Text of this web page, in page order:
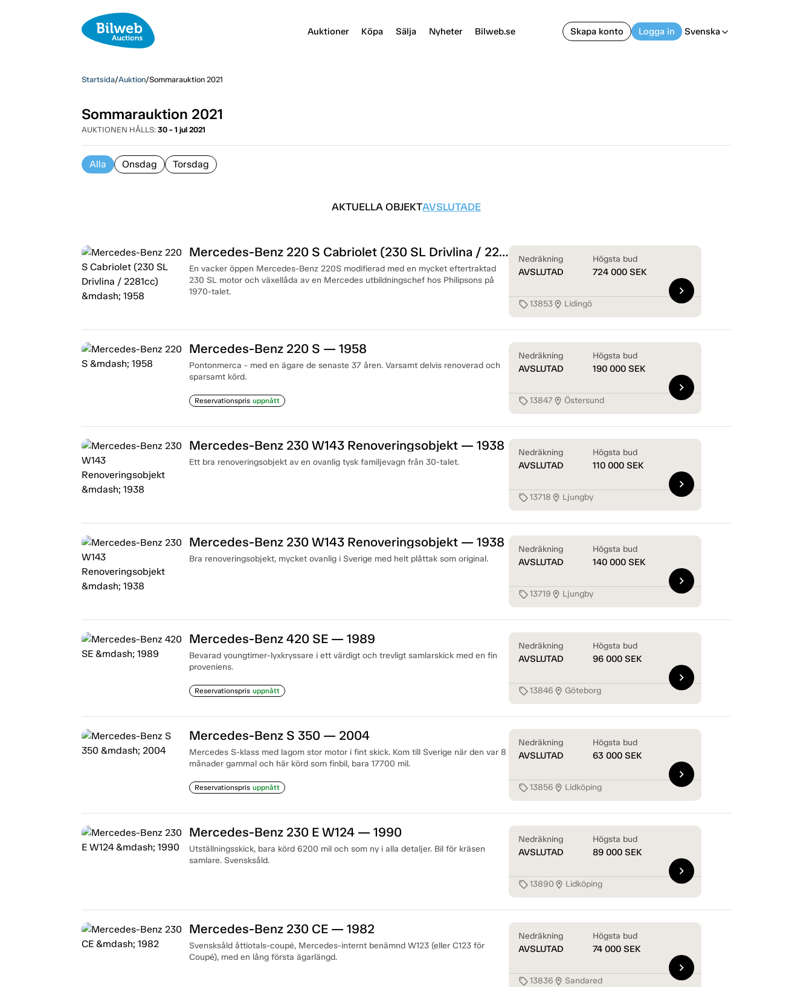
Auktioner Köpa Sälja Nyheter Bilweb.se Skapa konto Logga in Svenska arrow_back_ios
Startsida/Auktion/Sommarauktion 2021
Sommarauktion 2021
AUKTIONEN HÅLLS: 30 - 1 jul 2021
Alla Onsdag Torsdag
AKTUELLA OBJEKTAVSLUTADE
Mercedes-Benz 220 S Cabriolet (230 SL Drivlina / 2281cc) — 1958
En vacker öppen Mercedes-Benz 220S modifierad med en mycket eftertraktad
230 SL motor och växellåda av en Mercedes utbildningschef hos Philipsons på
1970-talet.
Nedräkning
AVSLUTAD
Högsta bud
724 000 SEK
sell13853location_on Lidingö
chevron_right
Mercedes-Benz 220 S — 1958
Pontonmerca - med en ägare de senaste 37 åren. Varsamt delvis renoverad och
sparsamt körd.
Reservationspris uppnått
Nedräkning
AVSLUTAD
Högsta bud
190 000 SEK
sell13847location_on Östersund
chevron_right
Mercedes-Benz 230 W143 Renoveringsobjekt — 1938
Ett bra renoveringsobjekt av en ovanlig tysk familjevagn från 30-talet.
Nedräkning
AVSLUTAD
Högsta bud
110 000 SEK
sell13718 location_on Ljungby
chevron_right
Mercedes-Benz 230 W143 Renoveringsobjekt — 1938
Bra renoveringsobjekt, mycket ovanlig i Sverige med helt plåttak som original.
Nedräkning
AVSLUTAD
Högsta bud
140 000 SEK
sell13719 location_on Ljungby
chevron_right
Mercedes-Benz 420 SE — 1989
Bevarad youngtimer-lyxkryssare i ett värdigt och trevligt samlarskick med en fin
proveniens.
Reservationspris uppnått
Nedräkning
AVSLUTAD
Högsta bud
96 000 SEK
sell13846 location_on Göteborg
chevron_right
Mercedes-Benz S 350 — 2004
Mercedes S-klass med lagom stor motor i fint skick. Kom till Sverige när den var 8
månader gammal och här körd som finbil, bara 17700 mil.
Reservationspris uppnått
Nedräkning
AVSLUTAD
Högsta bud
63 000 SEK
sell13856 location_on Lidköping
chevron_right
Mercedes-Benz 230 E W124 — 1990
Utställningsskick, bara körd 6200 mil och som ny i alla detaljer. Bil för kräsen
samlare. Svensksåld.
Nedräkning
AVSLUTAD
Högsta bud
89 000 SEK
sell13890 location_on Lidköping
chevron_right
Mercedes-Benz 230 CE — 1982
Svensksåld åttiotals-coupé, Mercedes-internt benämnd W123 (eller C123 för
Coupé), med en lång första ägarlängd.
Nedräkning
AVSLUTAD
Högsta bud
74 000 SEK
sell13836 location_on Sandared
chevron_right